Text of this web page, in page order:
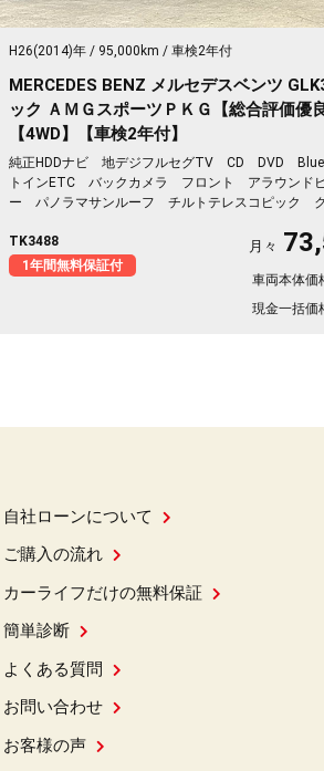
H26(2014)年 95,000km 車検2年付
MERCEDES BENZ メルセデスベンツ GLK350 4マチ
ック ＡＭＧスポーツＰＫＧ【総合評価優良
【4WD】【車検2年付】
純正HDDナビ 地デジフルセグTV CD DVD
トインETC バックカメラ フロント アラウンド
ー パノラマサンルーフ チルトテレスコピック ク
パワーシート 前席シートヒーター 前席メモリー
ルシフト リア電動サンシェード ステアリングア
ンキープアシスト ウィンカー付き電動格納ミラ
ス ステアリングスイッチ オートライト LEDヘ
TK3488
1年間無料保証付
月々
車両本体価
現金一括価
自社ローンについて
ご購入の流れ
カーライフだけの無料保証
簡単診断
よくある質問
お問い合わせ
お客様の声